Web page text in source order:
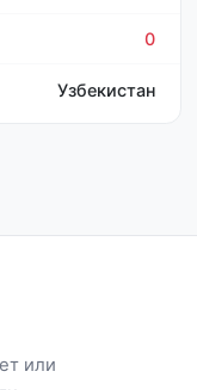
0
Узбекистан
или